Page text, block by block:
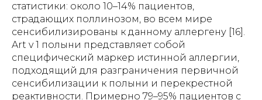
статистики: около 10–14% пациентов,
страдающих поллинозом, во всем мире
сенсибилизированы к данному аллергену [16].
Art v 1 полыни представляет собой
специфический маркер истинной аллергии,
подходящий для разграничения первичной
сенсибилизации к полыни и перекрестной
реактивности. Примерно 79–95% пациентов с